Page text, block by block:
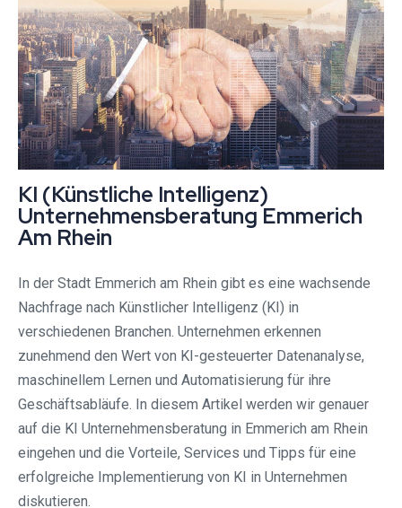
KI (Künstliche Intelligenz)
Unternehmensberatung Emmerich
Am Rhein
In der Stadt Emmerich am Rhein gibt es eine wachsende
Nachfrage nach Künstlicher Intelligenz (KI) in
verschiedenen Branchen. Unternehmen erkennen
zunehmend den Wert von KI-gesteuerter Datenanalyse,
maschinellem Lernen und Automatisierung für ihre
Geschäftsabläufe. In diesem Artikel werden wir genauer
auf die KI Unternehmensberatung in Emmerich am Rhein
eingehen und die Vorteile, Services und Tipps für eine
erfolgreiche Implementierung von KI in Unternehmen
diskutieren.